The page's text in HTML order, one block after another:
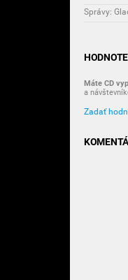
Správy:
Máte CD
a
Zadať